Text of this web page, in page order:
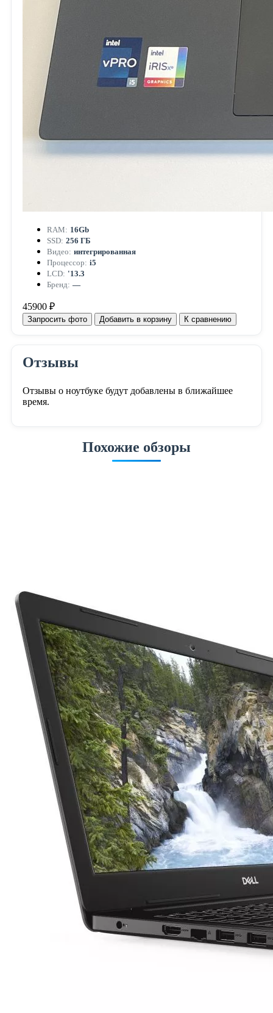
RAM: 16Gb
SSD: 256 ГБ
Видео: интегрированная
Процессор: i5
LCD: '13.3
Бренд: —
45900 ₽
Запросить фото Добавить в корзину К сравнению
Отзывы
Отзывы о ноутбуке будут добавлены в ближайшее
время.
Похожие обзоры